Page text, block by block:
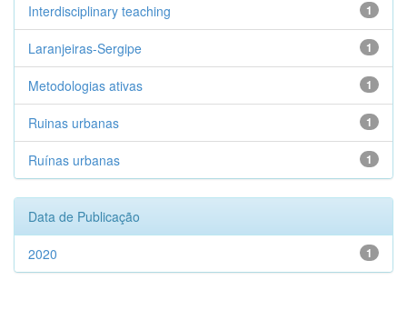
1
Interdisciplinary teaching
1
Laranjeiras-Sergipe
1
Metodologias ativas
1
Ruinas urbanas
1
Ruínas urbanas
Data de Publicação
1
2020